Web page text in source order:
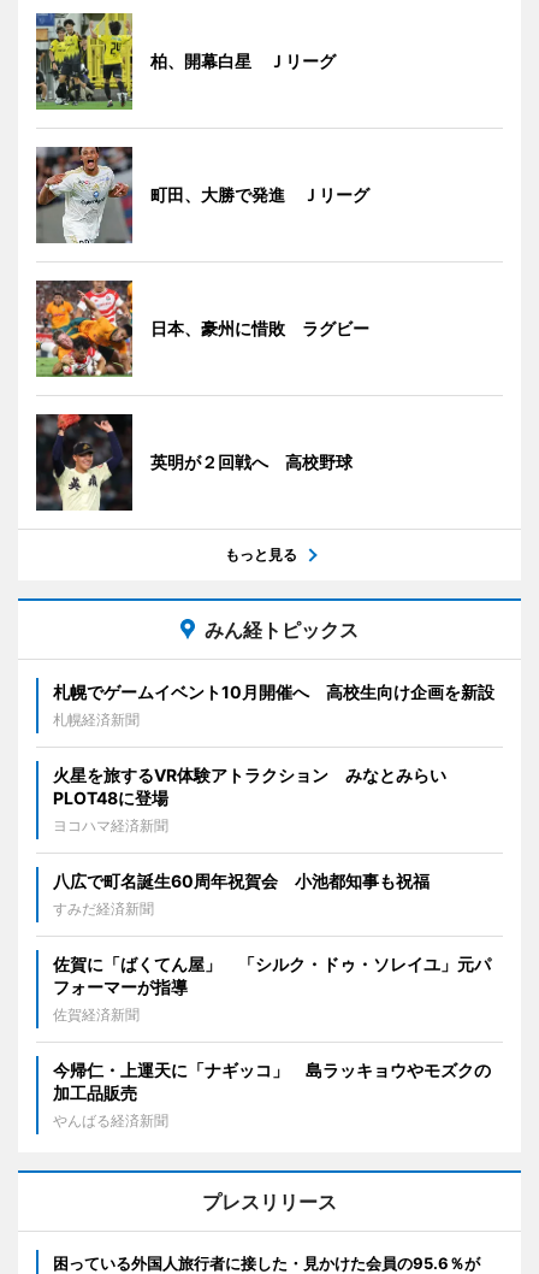
柏、開幕白星 Ｊリーグ
町田、大勝で発進 Ｊリーグ
日本、豪州に惜敗 ラグビー
英明が２回戦へ 高校野球
もっと見る
みん経トピックス
札幌でゲームイベント10月開催へ 高校生向け企画を新設
札幌経済新聞
火星を旅するVR体験アトラクション みなとみらい
PLOT48に登場
ヨコハマ経済新聞
八広で町名誕生60周年祝賀会 小池都知事も祝福
すみだ経済新聞
佐賀に「ばくてん屋」 「シルク・ドゥ・ソレイユ」元パ
フォーマーが指導
佐賀経済新聞
今帰仁・上運天に「ナギッコ」 島ラッキョウやモズクの
加工品販売
やんばる経済新聞
プレスリリース
困っている外国人旅行者に接した・見かけた会員の95.6％が